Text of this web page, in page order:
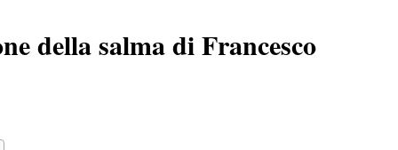
della salma di Francesco